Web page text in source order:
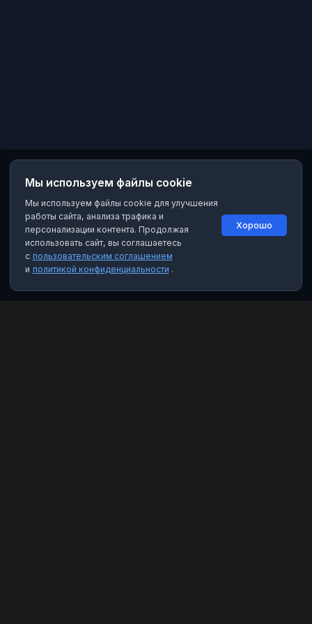
Мы используем файлы cookie
Мы используем файлы cookie для улучшения
работы сайта, анализа трафика и
персонализации контента. Продолжая
использовать сайт, вы соглашаетесь
с пользовательским соглашением
и политикой конфиденциальности .
Хорошо